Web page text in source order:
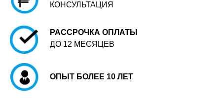
КОНСУЛЬТАЦИЯ
ОПЫТ БОЛЕЕ 10 ЛЕТ
РАССРОЧКА ОПЛАТЫ
ДО 12 МЕСЯЦЕВ